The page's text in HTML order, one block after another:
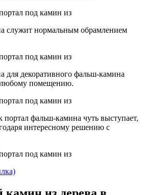
служит нормальным обрамлением
для декоративного фальш-камина
любому помещению.
портал фальш-камина чуть выступает,
интересному решению с